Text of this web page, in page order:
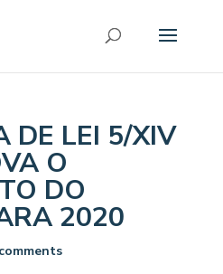
DE LEI 5/XIV
O
DO
2020